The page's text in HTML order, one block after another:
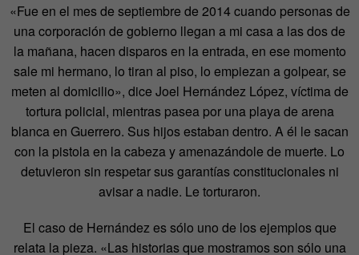
«Fue en el mes de septiembre de 2014 cuando personas de
una corporación de gobierno llegan a mi casa a las dos de
la mañana, hacen disparos en la entrada, en ese momento
sale mi hermano, lo tiran al piso, lo empiezan a golpear, se
meten al domicilio», dice Joel Hernández López, víctima de
tortura policial, mientras pasea por una playa de arena
blanca en Guerrero. Sus hijos estaban dentro. A él le sacan
con la pistola en la cabeza y amenazándole de muerte. Lo
detuvieron sin respetar sus garantías constitucionales ni
avisar a nadie. Le torturaron.
El caso de Hernández es sólo uno de los ejemplos que
relata la pieza. «Las historias que mostramos son sólo una